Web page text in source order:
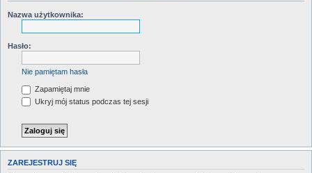
Nazwa użytkownika:
Hasło:
Nie pamiętam hasła
Zapamiętaj mnie
Ukryj mój status podczas tej sesji
ZAREJESTRUJ SIĘ